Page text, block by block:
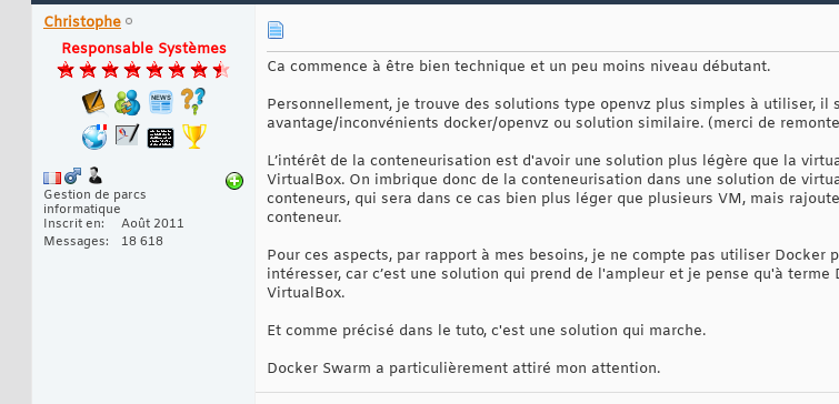
Christophe
Responsable Systèmes
Gestion de parcs
informatique
Inscrit en
Août 2011
Messages
18 618
Ca commence à être bien technique et un peu moins niveau débutant.
Personnellement, je trouve des solutions type openvz plus simples à utiliser,
avantage/inconvénients docker/openvz ou solution similaire. (merci de
L’intérêt de la conteneurisation est d'avoir une solution plus légère que la
VirtualBox. On imbrique donc de la conteneurisation dans une solution de
conteneurs, qui sera dans ce cas bien plus léger que plusieurs VM, mais
conteneur.
Pour ces aspects, par rapport à mes besoins, je ne compte pas utiliser Docker
intéresser, car c’est une solution qui prend de l'ampleur et je pense qu'à
VirtualBox.
Et comme précisé dans le tuto, c'est une solution qui marche.
Docker Swarm a particulièrement attiré mon attention.